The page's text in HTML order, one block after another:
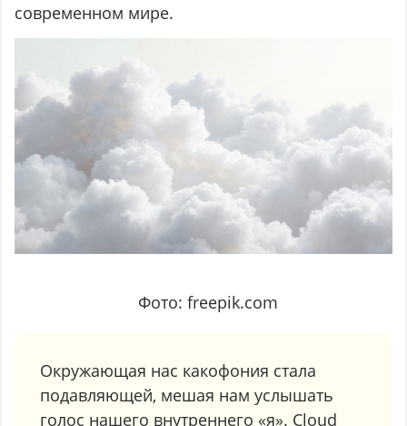
современном мире.
Фото: freepik.com
Окружающая нас какофония стала
подавляющей, мешая нам услышать
голос нашего внутреннего «я». Cloud